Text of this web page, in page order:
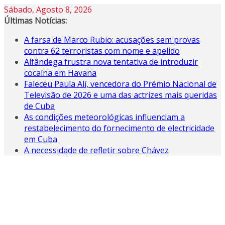
Skip
to
Sábado, Agosto 8, 2026
Últimas Notícias:
A farsa de Marco Rubio: acusações sem provas
contra 62 terroristas com nome e apelido
Alfândega frustra nova tentativa de introduzir
cocaína em Havana
Faleceu Paula Alí, vencedora do Prémio Nacional de
Televisão de 2026 e uma das actrizes mais queridas
de Cuba
As condições meteorológicas influenciam a
restabelecimento do fornecimento de electricidade
em Cuba
A necessidade de refletir sobre Chávez